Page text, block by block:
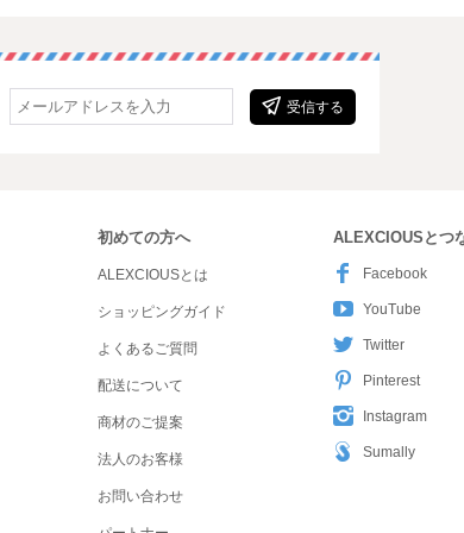
受信する
初めての方へ
ALEXCIOUSとは
ショッピングガイド
よくあるご質問
配送について
商材のご提案
法人のお客様
お問い合わせ
ALEXCIOUSとつ
Facebook
YouTube
Twitter
Pinterest
Instagram
Sumally